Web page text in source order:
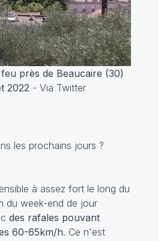
près de Beaucaire (30)
2022 - Via Twitter
les prochains jours ?
à assez fort le long du
du week-end de jour
des rafales pouvant
60-65km/h. Ce n'est